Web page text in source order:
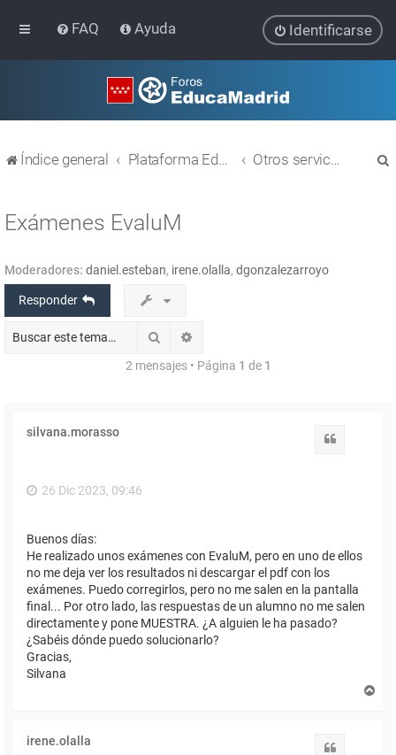
FAQ Ayuda Identificarse
Índice general Plataforma Educativa EducaMadrid Otros servicios
Exámenes EvaluM
Moderadores: daniel.esteban, irene.olalla, dgonzalezarroyo
Responder
Buscar
2 mensajes • Página 1 de 1
silvana.morasso
26 Dic 2023, 09:46
Buenos días:
He realizado unos exámenes con EvaluM, pero en uno de ellos
no me deja ver los resultados ni descargar el pdf con los
exámenes. Puedo corregirlos, pero no me salen en la pantalla
final... Por otro lado, las respuestas de un alumno no me salen
directamente y pone MUESTRA. ¿A alguien le ha pasado?
¿Sabéis dónde puedo solucionarlo?
Gracias,
Silvana
irene.olalla